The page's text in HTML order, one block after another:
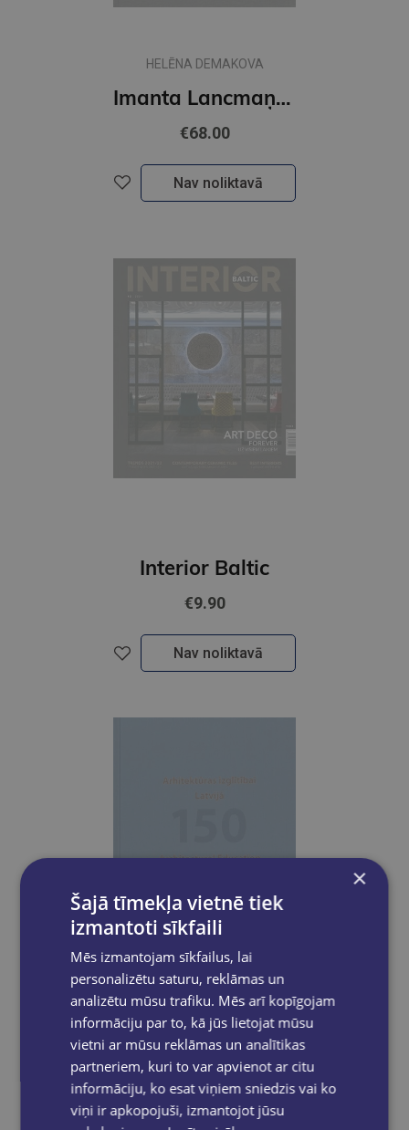
HELĒNA DEMAKOVA
Imanta Lancmaņa māksla
€68.00
Nav noliktavā
Interior Baltic
€9.90
Nav noliktavā
Arhitektūras izglītībai Latvijā 150
€24.99
Nav noliktavā
×
Šajā tīmekļa vietnē tiek
izmantoti sīkfaili
Mēs izmantojam sīkfailus, lai
personalizētu saturu, reklāmas un
analizētu mūsu trafiku. Mēs arī kopīgojam
informāciju par to, kā jūs lietojat mūsu
vietni ar mūsu reklāmas un analītikas
partneriem, kuri to var apvienot ar citu
informāciju, ko esat viņiem sniedzis vai ko
viņi ir apkopojuši, izmantojot jūsu